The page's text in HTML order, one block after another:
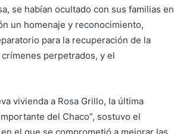
se habían ocultado con sus familias en
un homenaje y reconocimiento,
para la recuperación de la
perpetrados, y el
vivienda a Rosa Grillo, la última
del Chaco”, sostuvo el